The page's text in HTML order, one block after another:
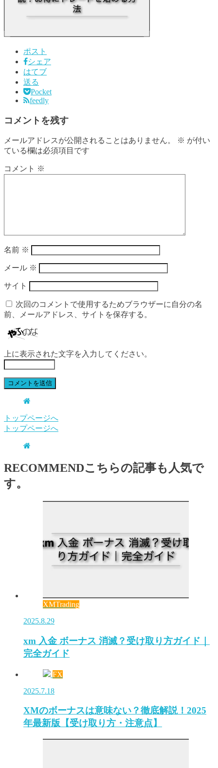
ポスト
シェア
はてブ
送る
Pocket
feedly
コメントを残す
メールアドレスが公開されることはありません。 ※ が付い
ている欄は必須項目です
コメント ※
名前 ※
メール ※
サイト
次回のコメントで使用するためブラウザーに自分の名
前、メールアドレス、サイトを保存する。
上に表示された文字を入力してください。
トップページへ
トップページへ
RECOMMENDこちらの記事も人気で
す。
XMTrading
2025.8.29
xm 入金 ボーナス 消滅？受け取り方ガイド｜
完全ガイド
FX
2025.7.18
XMのボーナスは意味ない？徹底解説！2025
年最新版【受け取り方・注意点】